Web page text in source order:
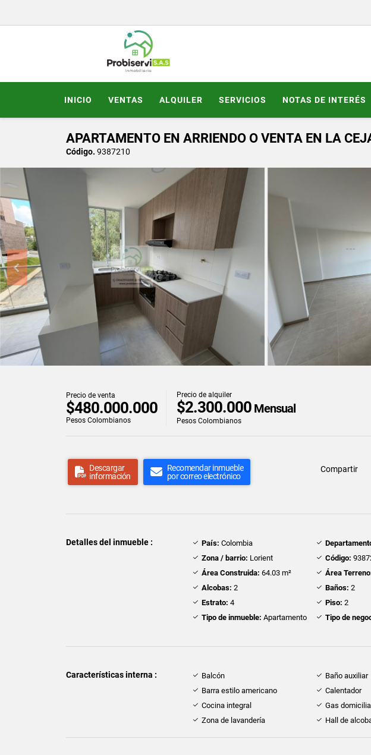
INICIO VENTAS ALQUILER SERVICIOS NOTAS DE INTERÉS
APARTAMENTO EN ARRIENDO O VENTA EN LA
Código. 9387210
Precio de venta
$480.000.000
Pesos Colombianos
Precio de alquiler
$2.300.000 Mensual
Pesos Colombianos
Descargar
información
Recomendar inmueble
por correo electrónico
Compartir
Detalles del inmueble : País: Colombia
Zona / barrio: Lorient Código:
Área Construida: 64.03 m² Área
Alcobas: 2 Baños: 2
Estrato: 4 Piso: 2
Tipo de inmueble: Apartamento Tipo de
Características interna : Balcón Baño auxiliar
Barra estilo americano
Calentador
Cocina integral
Gas
Zona de lavandería
Hall de